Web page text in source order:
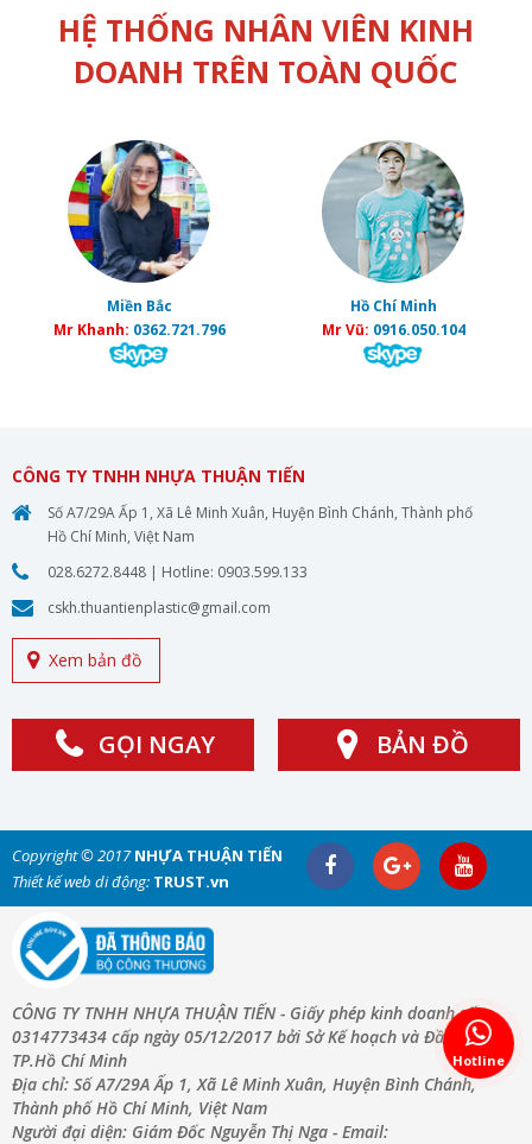
HỆ THỐNG NHÂN VIÊN KINH
DOANH TRÊN TOÀN QUỐC
Miền Bắc
Mr Khanh: 0362.721.796
Hồ Chí Minh
Mr Vũ: 0916.050.104
CÔNG TY TNHH NHỰA THUẬN TIẾN
Số A7/29A Ấp 1, Xã Lê Minh Xuân, Huyện Bình Chánh, Thành phố
Hồ Chí Minh, Việt Nam
028.6272.8448 | Hotline: 0903.599.133
cskh.thuantienplastic@gmail.com
Xem bản đồ
GỌI NGAY BẢN ĐỒ
Copyright © 2017NHỰA THUẬN TIẾN
Thiết kế web di động: TRUST.vn
CÔNG TY TNHH NHỰA THUẬN TIẾN - Giấy phép kinh doanh số:
0314773434 cấp ngày 05/12/2017 bởi Sở Kế hoạch và Đầu Tư
TP.Hồ Chí Minh
Địa chỉ: Số A7/29A Ấp 1, Xã Lê Minh Xuân, Huyện Bình Chánh,
Thành phố Hồ Chí Minh, Việt Nam
Người đại diện: Giám Đốc Nguyễn Thị Nga - Email:
Hotline